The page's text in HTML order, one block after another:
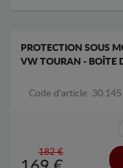
PROTECTION SOUS
VW TOURAN - BOÎTE
Code d'article: 30.145
182 €